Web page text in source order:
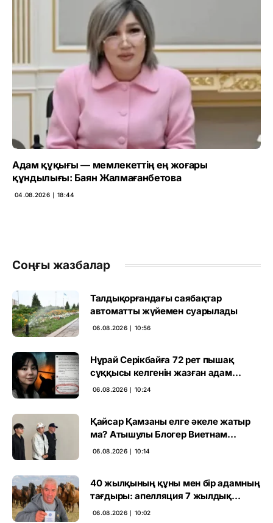
Адам құқығы — мемлекеттің ең жоғары
құндылығы: Баян Жалмағанбетова
04.08.2026 ∣ 18:44
Соңғы жазбалар
Талдықорғандағы саябақтар
автоматты жүйемен суарылады
06.08.2026 ∣ 10:56
Нұрай Серікбайға 72 рет пышақ
сұққысы келгенін жазған адам
ұсталды
06.08.2026 ∣ 10:24
Қайсар Қамзаны елге әкеле жатыр
ма? Атышулы Блогер Виетнам
әуежайында көзге түсті
06.08.2026 ∣ 10:14
40 жылқының құны мен бір адамның
тағдыры: апелляция 7 жылдық
үкімді бұзды
06.08.2026 ∣ 10:02